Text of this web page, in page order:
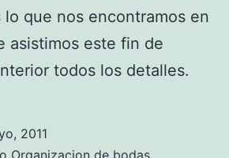
lo que nos encontramos en
asistimos este fin de
todos los detalles.
2011
Organizacion de bodas,